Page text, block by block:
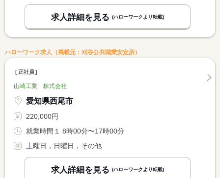
求人詳細を見る (ハローワークより転載)
ハローワーク求人（掲載元：刈谷公共職業安定所）
正社員
山崎工業 株式会社
愛知県西尾市
220,000円
就業時間１ 8時00分〜17時00分
土曜日，日曜日，その他
求人詳細を見る (ハローワークより転載)